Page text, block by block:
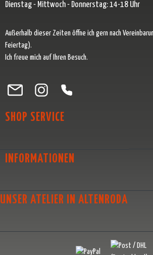
Dienstag - Mittwoch - Donnerstag: 14-18 Uhr
Außerhalb dieser Zeiten öffne ich gern nach
Feiertag).
Ich freue mich auf Ihren Besuch.
Besuche uns auf Facebook – öffnet in neuem Tab
Schau auf Instagram vorbei – öffnet in
Lass dich auf Pinterest
Folge uns auf X – öffnet in neuem
SHOP SERVICE
INFORMATIONEN
UNSER ATELIER IN ALTENRODA